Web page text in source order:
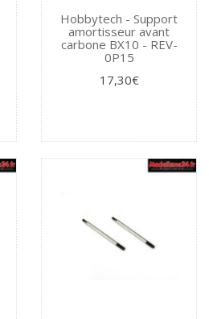
Hobbytech - Support
amortisseur avant
carbone BX10 - REV-
0P15
17,30€